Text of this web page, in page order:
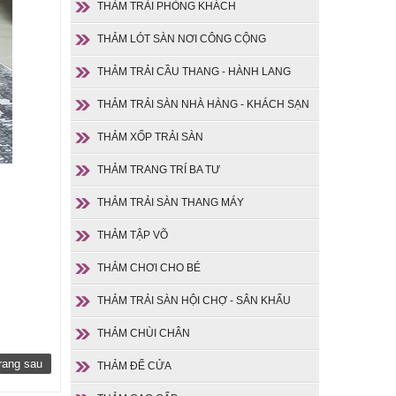
sau
THẢM TRẢI PHÒNG KHÁCH
THẢM LÓT SÀN NƠI CÔNG CỘNG
THẢM TRẢI CẦU THANG - HÀNH LANG
THẢM TRẢI SÀN NHÀ HÀNG - KHÁCH SẠN
THẢM XỐP TRẢI SÀN
THẢM TRANG TRÍ BA TƯ
THẢM TRẢI SÀN THANG MÁY
THẢM TẬP VÕ
THẢM CHƠI CHO BÉ
THẢM TRẢI SÀN HỘI CHỢ - SÂN KHẤU
THẢM CHÙI CHÂN
THẢM ĐỂ CỬA